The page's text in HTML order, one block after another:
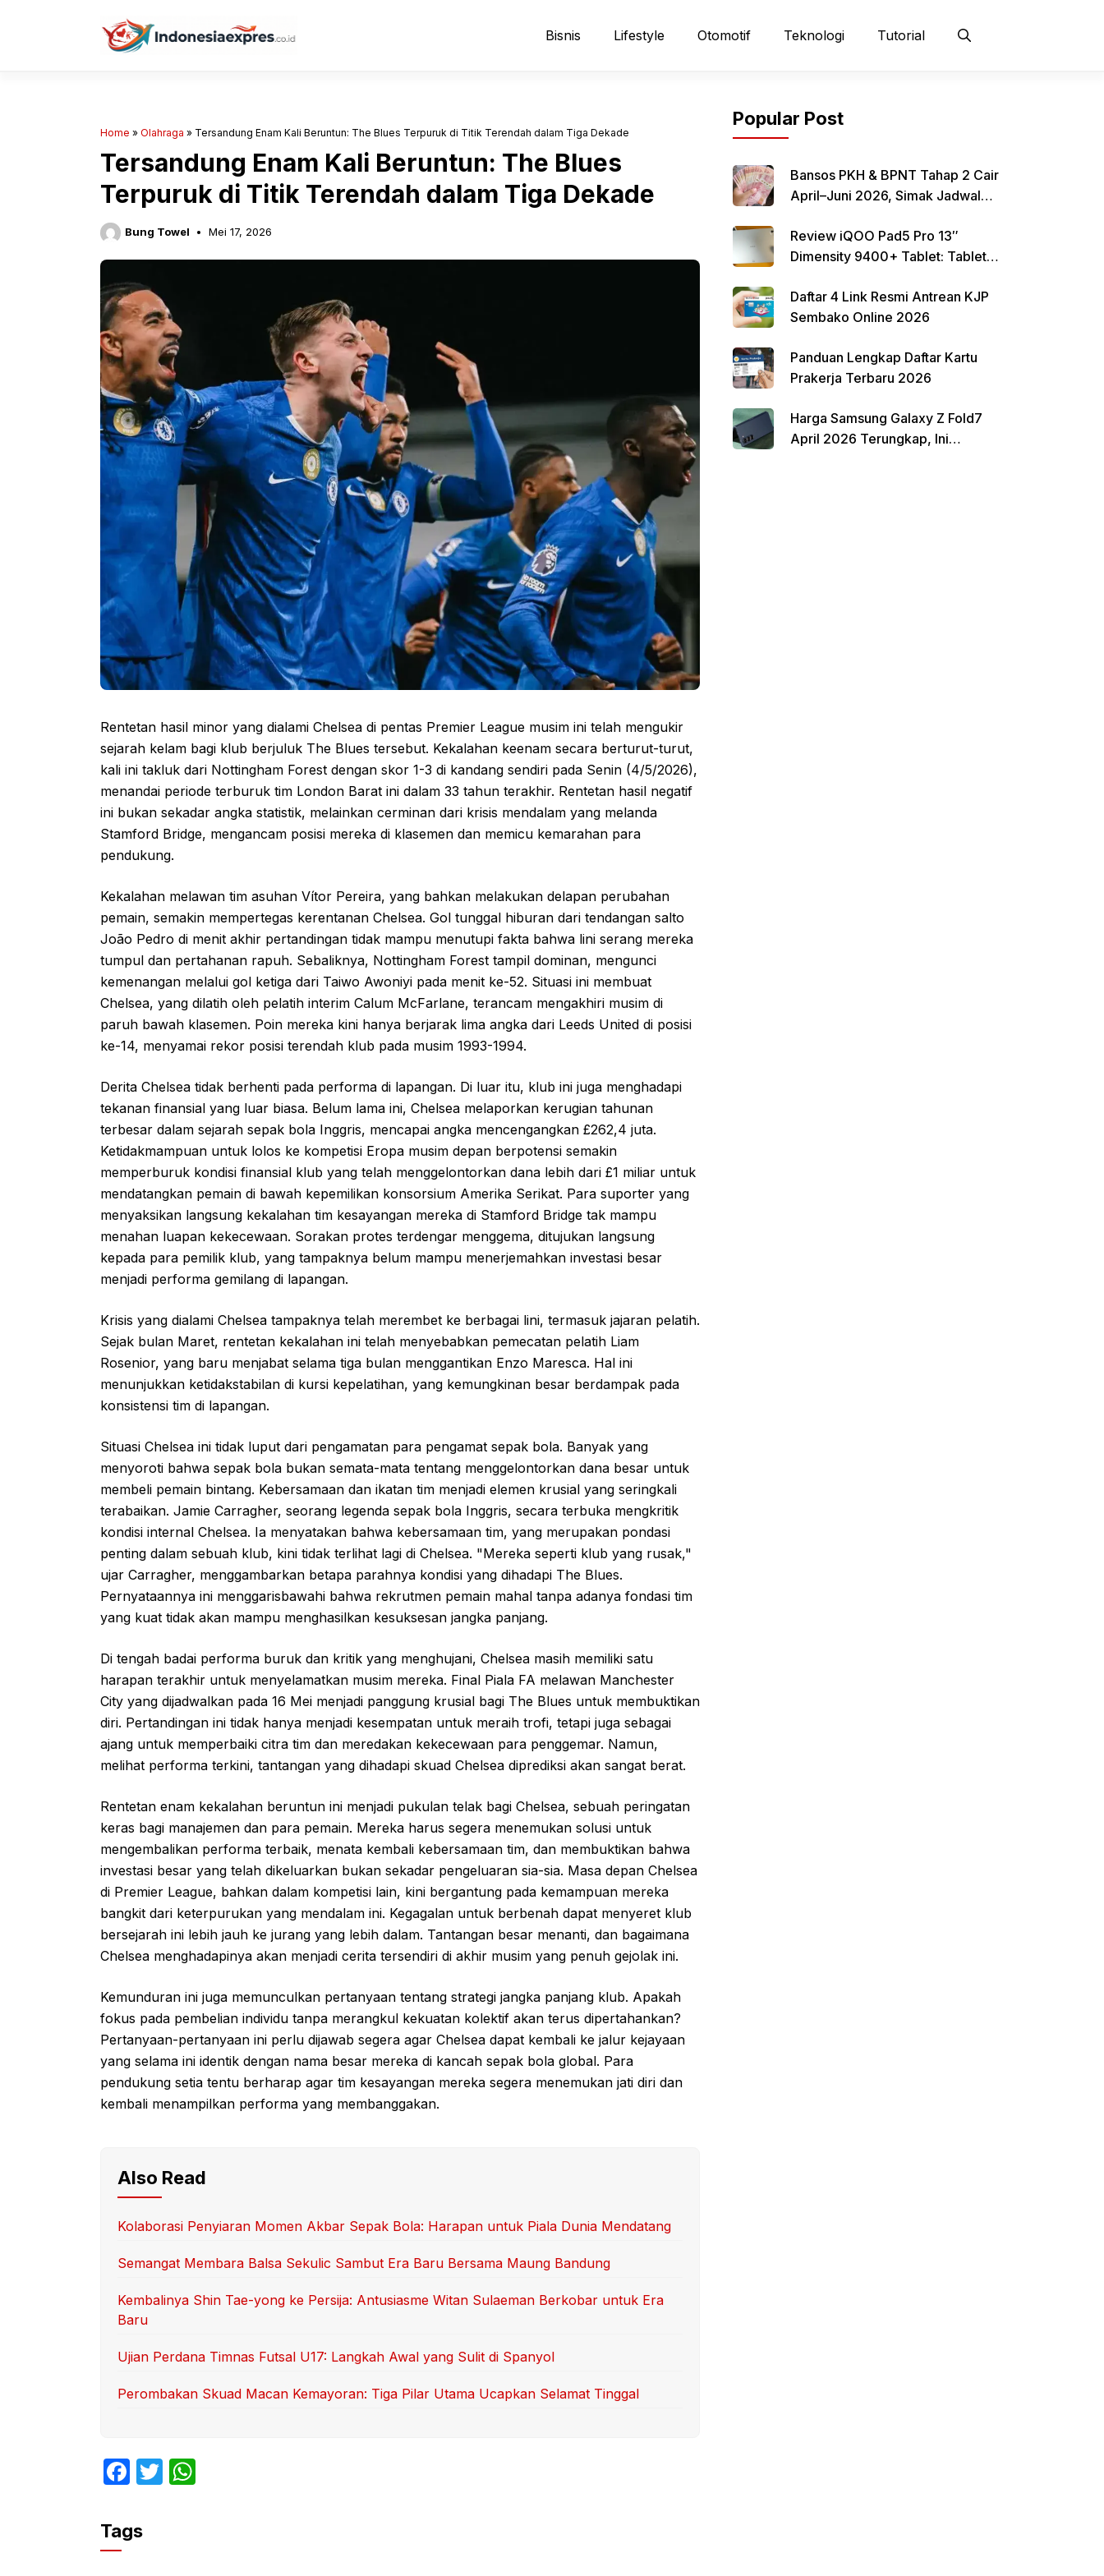
Bisnis Lifestyle Otomotif Teknologi Tutorial
Home » Olahraga » Tersandung Enam Kali Beruntun: The Blues Terpuruk di Titik Terendah dalam Tiga Dekade
Tersandung Enam Kali Beruntun: The Blues
Terpuruk di Titik Terendah dalam Tiga Dekade
Bung Towel Mei 17, 2026
Rentetan hasil minor yang dialami Chelsea di pentas Premier League musim ini telah mengukir
sejarah kelam bagi klub berjuluk The Blues tersebut. Kekalahan keenam secara berturut-turut,
kali ini takluk dari Nottingham Forest dengan skor 1-3 di kandang sendiri pada Senin (4/5/2026),
menandai periode terburuk tim London Barat ini dalam 33 tahun terakhir. Rentetan hasil negatif
ini bukan sekadar angka statistik, melainkan cerminan dari krisis mendalam yang melanda
Stamford Bridge, mengancam posisi mereka di klasemen dan memicu kemarahan para
pendukung.
Kekalahan melawan tim asuhan Vítor Pereira, yang bahkan melakukan delapan perubahan
pemain, semakin mempertegas kerentanan Chelsea. Gol tunggal hiburan dari tendangan salto
João Pedro di menit akhir pertandingan tidak mampu menutupi fakta bahwa lini serang mereka
tumpul dan pertahanan rapuh. Sebaliknya, Nottingham Forest tampil dominan, mengunci
kemenangan melalui gol ketiga dari Taiwo Awoniyi pada menit ke-52. Situasi ini membuat
Chelsea, yang dilatih oleh pelatih interim Calum McFarlane, terancam mengakhiri musim di
paruh bawah klasemen. Poin mereka kini hanya berjarak lima angka dari Leeds United di posisi
ke-14, menyamai rekor posisi terendah klub pada musim 1993-1994.
Derita Chelsea tidak berhenti pada performa di lapangan. Di luar itu, klub ini juga menghadapi
tekanan finansial yang luar biasa. Belum lama ini, Chelsea melaporkan kerugian tahunan
terbesar dalam sejarah sepak bola Inggris, mencapai angka mencengangkan £262,4 juta.
Ketidakmampuan untuk lolos ke kompetisi Eropa musim depan berpotensi semakin
memperburuk kondisi finansial klub yang telah menggelontorkan dana lebih dari £1 miliar untuk
mendatangkan pemain di bawah kepemilikan konsorsium Amerika Serikat. Para suporter yang
menyaksikan langsung kekalahan tim kesayangan mereka di Stamford Bridge tak mampu
menahan luapan kekecewaan. Sorakan protes terdengar menggema, ditujukan langsung
kepada para pemilik klub, yang tampaknya belum mampu menerjemahkan investasi besar
menjadi performa gemilang di lapangan.
Krisis yang dialami Chelsea tampaknya telah merembet ke berbagai lini, termasuk jajaran pelatih.
Sejak bulan Maret, rentetan kekalahan ini telah menyebabkan pemecatan pelatih Liam
Rosenior, yang baru menjabat selama tiga bulan menggantikan Enzo Maresca. Hal ini
menunjukkan ketidakstabilan di kursi kepelatihan, yang kemungkinan besar berdampak pada
konsistensi tim di lapangan.
Situasi Chelsea ini tidak luput dari pengamatan para pengamat sepak bola. Banyak yang
menyoroti bahwa sepak bola bukan semata-mata tentang menggelontorkan dana besar untuk
membeli pemain bintang. Kebersamaan dan ikatan tim menjadi elemen krusial yang seringkali
terabaikan. Jamie Carragher, seorang legenda sepak bola Inggris, secara terbuka mengkritik
kondisi internal Chelsea. Ia menyatakan bahwa kebersamaan tim, yang merupakan pondasi
penting dalam sebuah klub, kini tidak terlihat lagi di Chelsea. "Mereka seperti klub yang rusak,"
ujar Carragher, menggambarkan betapa parahnya kondisi yang dihadapi The Blues.
Pernyataannya ini menggarisbawahi bahwa rekrutmen pemain mahal tanpa adanya fondasi tim
yang kuat tidak akan mampu menghasilkan kesuksesan jangka panjang.
Di tengah badai performa buruk dan kritik yang menghujani, Chelsea masih memiliki satu
harapan terakhir untuk menyelamatkan musim mereka. Final Piala FA melawan Manchester
City yang dijadwalkan pada 16 Mei menjadi panggung krusial bagi The Blues untuk membuktikan
diri. Pertandingan ini tidak hanya menjadi kesempatan untuk meraih trofi, tetapi juga sebagai
ajang untuk memperbaiki citra tim dan meredakan kekecewaan para penggemar. Namun,
melihat performa terkini, tantangan yang dihadapi skuad Chelsea diprediksi akan sangat berat.
Rentetan enam kekalahan beruntun ini menjadi pukulan telak bagi Chelsea, sebuah peringatan
keras bagi manajemen dan para pemain. Mereka harus segera menemukan solusi untuk
mengembalikan performa terbaik, menata kembali kebersamaan tim, dan membuktikan bahwa
investasi besar yang telah dikeluarkan bukan sekadar pengeluaran sia-sia. Masa depan Chelsea
di Premier League, bahkan dalam kompetisi lain, kini bergantung pada kemampuan mereka
bangkit dari keterpurukan yang mendalam ini. Kegagalan untuk berbenah dapat menyeret klub
bersejarah ini lebih jauh ke jurang yang lebih dalam. Tantangan besar menanti, dan bagaimana
Chelsea menghadapinya akan menjadi cerita tersendiri di akhir musim yang penuh gejolak ini.
Kemunduran ini juga memunculkan pertanyaan tentang strategi jangka panjang klub. Apakah
fokus pada pembelian individu tanpa merangkul kekuatan kolektif akan terus dipertahankan?
Pertanyaan-pertanyaan ini perlu dijawab segera agar Chelsea dapat kembali ke jalur kejayaan
yang selama ini identik dengan nama besar mereka di kancah sepak bola global. Para
pendukung setia tentu berharap agar tim kesayangan mereka segera menemukan jati diri dan
kembali menampilkan performa yang membanggakan.
Also Read
Kolaborasi Penyiaran Momen Akbar Sepak Bola: Harapan untuk Piala Dunia Mendatang
Semangat Membara Balsa Sekulic Sambut Era Baru Bersama Maung Bandung
Kembalinya Shin Tae-yong ke Persija: Antusiasme Witan Sulaeman Berkobar untuk Era
Baru
Ujian Perdana Timnas Futsal U17: Langkah Awal yang Sulit di Spanyol
Perombakan Skuad Macan Kemayoran: Tiga Pilar Utama Ucapkan Selamat Tinggal
F
c
e
T
Tags
Popular Post
Bansos PKH & BPNT Tahap 2 Cair
April–Juni 2026, Simak Jadwal
Review iQOO Pad5 Pro 13″
Dimensity 9400+ Tablet: Tablet
9400+ dengan Harga Terjangkau
Daftar 4 Link Resmi Antrean KJP
Sembako Online 2026
Panduan Lengkap Daftar Kartu
Prakerja Terbaru 2026
Harga Samsung Galaxy Z Fold7
April 2026 Terungkap, Ini